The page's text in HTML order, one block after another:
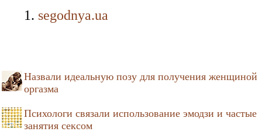
segodnya.ua
Назвали идеальную позу для получения женщиной
оргазма
Психологи связали использование эмодзи и частые
занятия сексом